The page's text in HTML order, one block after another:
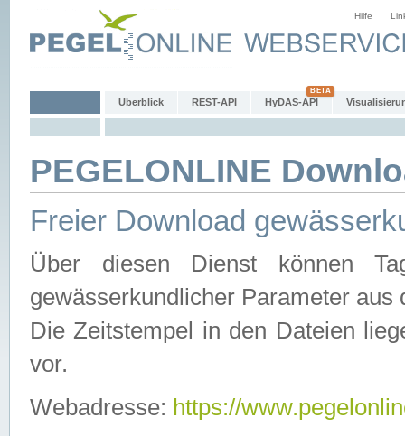
Hilfe
Überblick REST-API HyDAS-API
PEGELONLINE
Freier Download
Über diesen Dienst können
gewässerkundlicher Parameter aus
Die Zeitstempel in den Dateien
vor.
Webadresse: https://